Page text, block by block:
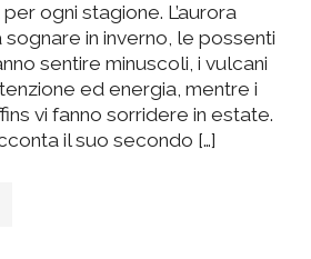
ogni stagione. L’aurora
in inverno, le possenti
sentire minuscoli, i vulcani
ed energia, mentre i
vi fanno sorridere in estate.
il suo secondo […]